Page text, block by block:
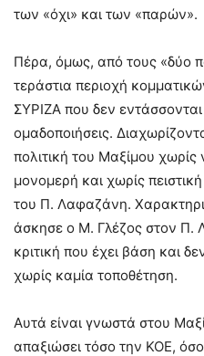
των «όχι» και των «παρών».
Πέρα, όμως, από τους «δύο
τεράστια περιοχή
ΣΥΡΙΖΑ που δεν
ομαδοποιήσεις.
πολιτική του Μαξίμου
μονομερή και χωρίς
του Π. Λαφαζάνη.
άσκησε ο Μ. Γλέζος στον Π.
κριτική που έχει βάση και
χωρίς καμία τοποθέτηση.
Αυτά είναι γνωστά στου
απαξιώσει τόσο την ΚΟΕ,